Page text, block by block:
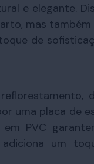
e elegante.
mas
de
uma placa de
PVC
um